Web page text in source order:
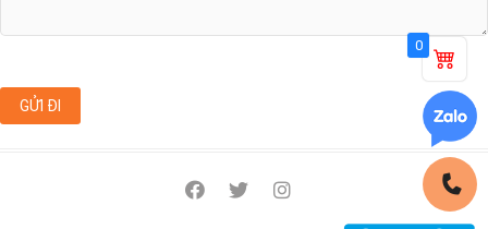
facebook
twitterinstagram
0